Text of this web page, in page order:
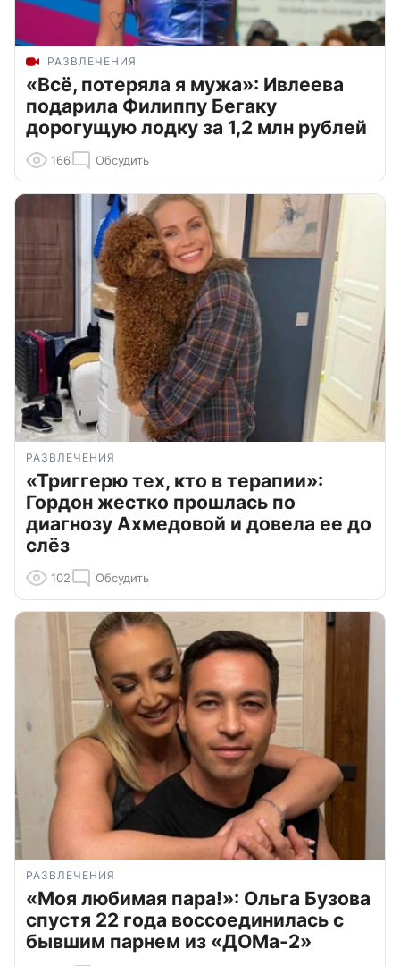
РАЗВЛЕЧЕНИЯ
«Всё, потеряла я мужа»: Ивлеева
подарила Филиппу Бегаку
дорогущую лодку за 1,2 млн рублей
166 Обсудить
РАЗВЛЕЧЕНИЯ
«Триггерю тех, кто в терапии»:
Гордон жестко прошлась по
диагнозу Ахмедовой и довела ее до
слёз
102 Обсудить
РАЗВЛЕЧЕНИЯ
«Моя любимая пара!»: Ольга Бузова
спустя 22 года воссоединилась с
бывшим парнем из «ДОМа-2»